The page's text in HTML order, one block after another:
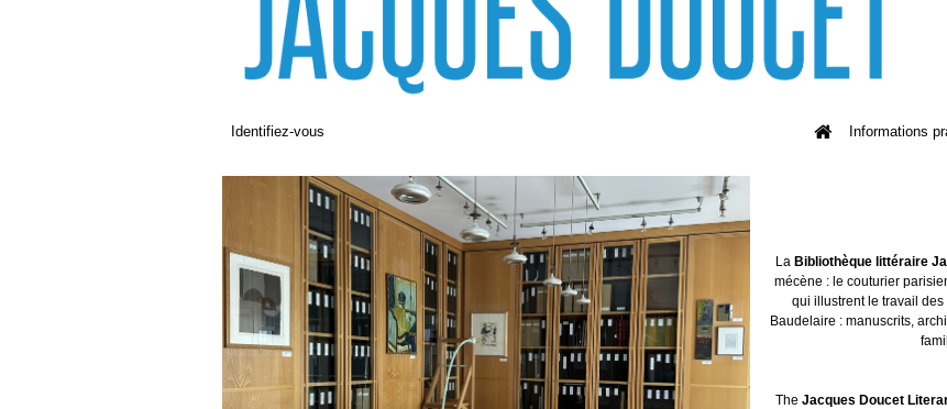
Identifiez-vous Informations
La Bibliothèque littéraire
mécène : le couturier
qui illustrent le travail
Baudelaire : manuscrits,
The Jacques Doucet